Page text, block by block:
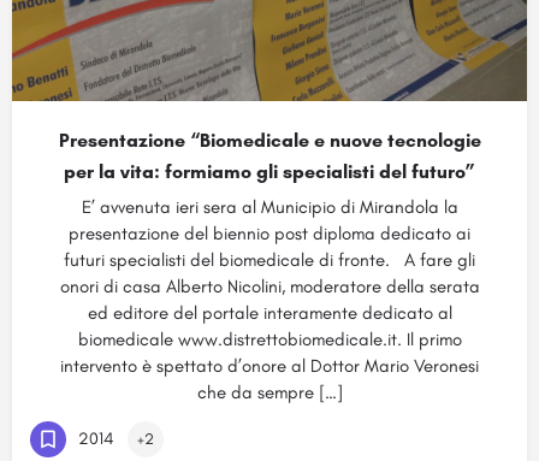
Presentazione “Biomedicale e nuove tecnologie
per la vita: formiamo gli specialisti del futuro”
E’ avvenuta ieri sera al Municipio di Mirandola la
presentazione del biennio post diploma dedicato ai
futuri specialisti del biomedicale di fronte. A fare gli
onori di casa Alberto Nicolini, moderatore della serata
ed editore del portale interamente dedicato al
biomedicale www.distrettobiomedicale.it. Il primo
intervento è spettato d’onore al Dottor Mario Veronesi
che da sempre […]
2014 +2